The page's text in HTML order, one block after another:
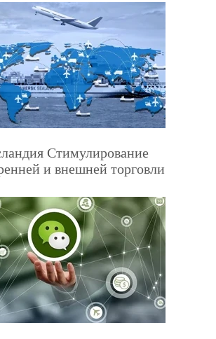
Стимулирование
и внешней торговли